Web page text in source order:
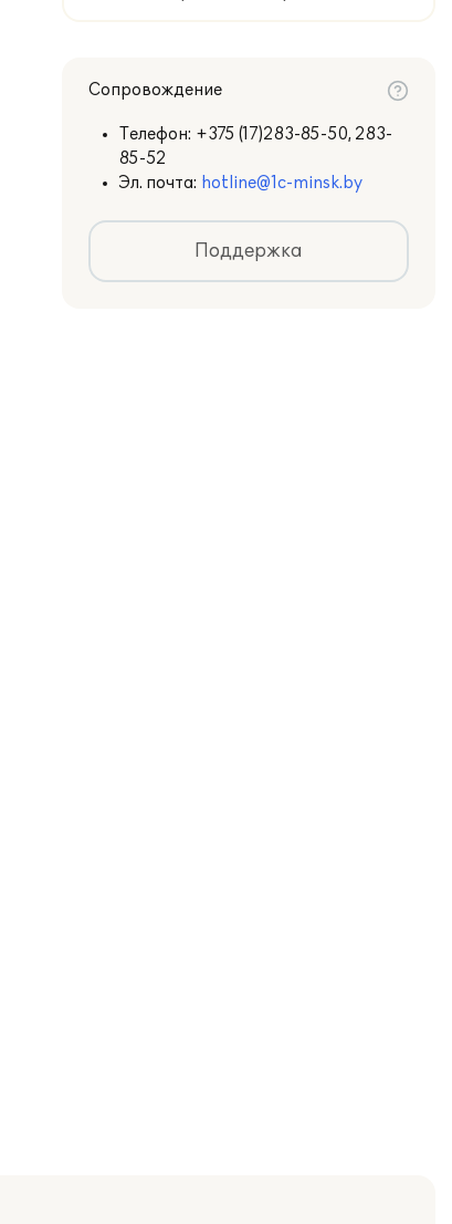
Сопровождение
Телефон: +375 (17)283-85-50, 283-
85-52
Эл. почта: hotline@1c-minsk.by
Поддержка